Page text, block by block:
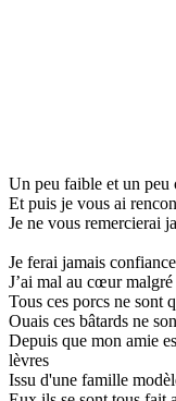
Un peu faible et un peu
Et puis je vous ai
Je ne vous remercierai
Je ferai jamais
J’ai mal au cœur
Tous ces porcs ne sont
Ouais ces bâtards ne
Depuis que mon amie
lèvres
Issu d'une famille